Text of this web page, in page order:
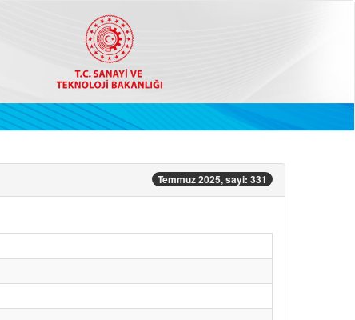
Temmuz 2025, sayi: 331